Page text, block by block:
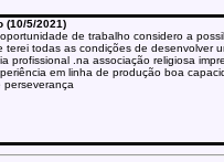
(10/5/2021)
de trabalho considero a
todas as condições de desenvolver
profissional .na associação religiosa
em linha de produção boa